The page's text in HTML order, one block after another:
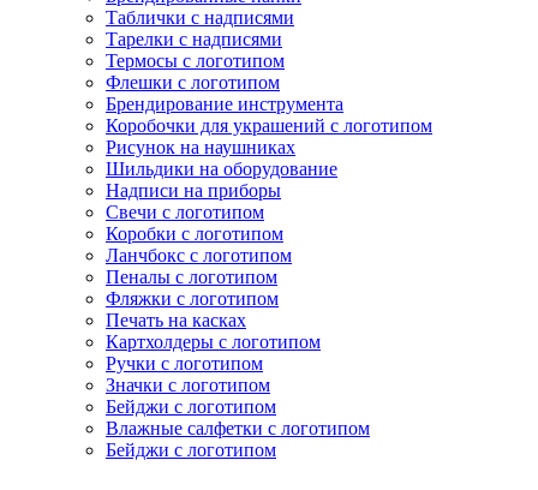
Таблички с надписями
Тарелки с надписями
Термосы с логотипом
Флешки с логотипом
Брендирование инструмента
Коробочки для украшений с логотипом
Рисунок на наушниках
Шильдики на оборудование
Надписи на приборы
Свечи с логотипом
Коробки с логотипом
Ланчбокс с логотипом
Пеналы с логотипом
Фляжки с логотипом
Печать на касках
Картхолдеры с логотипом
Ручки с логотипом
Значки с логотипом
Бейджи с логотипом
Влажные салфетки с логотипом
Бейджи с логотипом